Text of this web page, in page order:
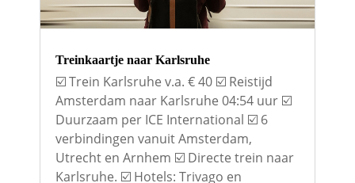
Treinkaartje naar Karlsruhe
☑️ Trein Karlsruhe v.a. € 40 ☑️ Reistijd
Amsterdam naar Karlsruhe 04:54 uur ☑️
Duurzaam per ICE International ☑️ 6
verbindingen vanuit Amsterdam,
Utrecht en Arnhem ☑️ Directe trein naar
Karlsruhe. ☑️ Hotels: Trivago en